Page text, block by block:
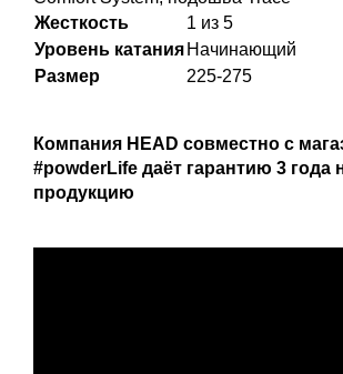
Жесткость
1 из 5
Уровень катания Начинающий
Размер
225-275
Компания HEAD совместно с
#powderLife даёт гарантию 3 года
продукцию